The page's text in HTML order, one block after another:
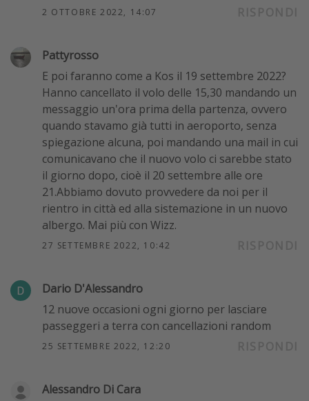
2 OTTOBRE 2022, 14:07
Pattyrosso
E poi faranno come a Kos il 19 settembre 2022?
Hanno cancellato il volo delle 15,30 mandando un
messaggio un'ora prima della partenza, ovvero
quando stavamo già tutti in aeroporto, senza
spiegazione alcuna, poi mandando una mail in cui
comunicavano che il nuovo volo ci sarebbe stato
il giorno dopo, cioè il 20 settembre alle ore
21.Abbiamo dovuto provvedere da noi per il
rientro in città ed alla sistemazione in un nuovo
albergo. Mai più con Wizz.
27 SETTEMBRE 2022, 10:42
Dario D'Alessandro
12 nuove occasioni ogni giorno per lasciare
passeggeri a terra con cancellazioni random
25 SETTEMBRE 2022, 12:20
Alessandro Di Cara